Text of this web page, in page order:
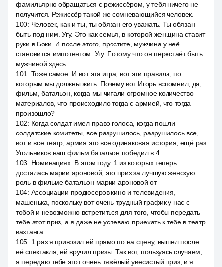
фамильярно обращаться с режиссёром, у тебя ничего не
получится. Режиссёр такой же сомневающийся человек.
100: Человек, как и ты, ты обязан его уважать. Ты обязан
быть под ним. Угу. Это как семья, в которой женщина ставит
руки в Боки. И после этого, простите, мужчина у неё
становится импотентом. Угу. Потому что он перестаёт быть
мужчиной здесь.
101 : Тоже самое. И вот эта игра, вот эти правила, по
которым мы должны жить. Почему вот Игорь вспомнил, да,
фильм, батальон, когда мы читали огромное количество
материалов, что происходило тогда с армией, что тогда
произошло?
102: Когда солдат имел право голоса, когда пошли
солдатские комитеты, все разрушилось, разрушилось все,
вот и все театр, армия это все одинаковая история, ещё раз
Угольников наш фильм батальон победил в 4.
103: Номинациях. В этом году, 1 из которых теперь
досталась марии ароновой, это приз за лучшую женскую
роль в фильме батальон марии ароновой от
104: Ассоциации продюсеров кино и телевидения,
машенька, поскольку вот очень трудный график у нас с
тобой и невозможно встретиться для того, чтобы передать
тебе этот приз, а я даже не успеваю приехать к тебе в театр
вахтанга.
105: 1 раз я привозил ей прямо по на сцену, вышел после
её спектакля, ей вручил призы. Так вот, пользуясь случаем,
я передаю тебе этот очень тяжёлый увесистый приз, и я